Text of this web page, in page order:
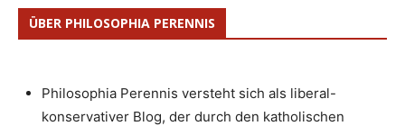
ÜBER PHILOSOPHIA PERENNIS
Philosophia Perennis versteht sich als liberal-
konservativer Blog, der durch den katholischen